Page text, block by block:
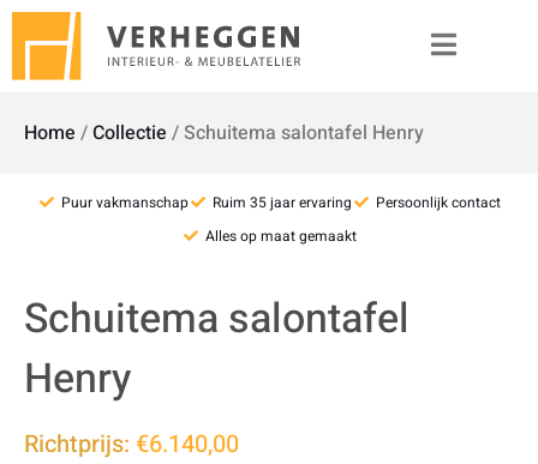
Home /Collectie /Schuitema salontafel Henry
Puur vakmanschap Ruim 35 jaar ervaring
Persoonlijk contact
Alles op maat gemaakt
Schuitema salontafel
Henry
Richtprijs: €6.140,00